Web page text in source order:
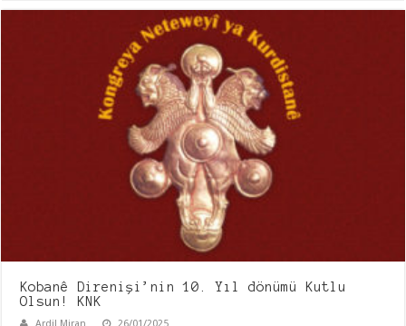
Kobanê Direnişi’nin 10. Yıl dönümü Kutlu
Olsun! KNK